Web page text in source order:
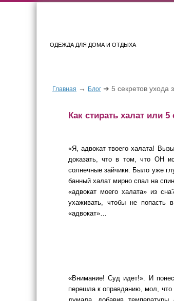
ОДЕЖДА ДЛЯ ДОМА И ОТДЫХА
Главная → Блог ➜ 5 секретов ухода
Как стирать халат или
«Я, адвокат твоего халата!
доказать, что в том, что ОН
солнечные зайчики. Было уже
банный халат мирно спал на
«адвокат моего халата» из
ухаживать, чтобы не попасть
«адвокат»…
«Внимание! Суд идет!». И
перешла к оправданию, мол, что